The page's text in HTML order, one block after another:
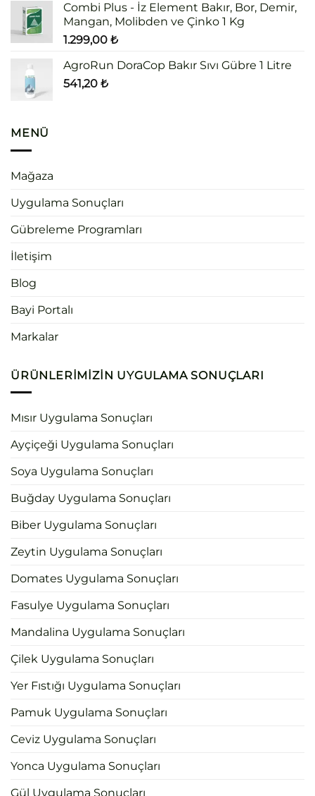
Combi Plus - İz Element Bakır, Bor, Demir,
Mangan, Molibden ve Çinko 1 Kg
1.299,00 ₺
AgroRun DoraCop Bakır Sıvı Gübre 1 Litre
541,20 ₺
MENÜ
Mağaza
Uygulama Sonuçları
Gübreleme Programları
İletişim
Blog
Bayi Portalı
Markalar
ÜRÜNLERIMIZIN UYGULAMA SONUÇLARI
Mısır Uygulama Sonuçları
Ayçiçeği Uygulama Sonuçları
Soya Uygulama Sonuçları
Buğday Uygulama Sonuçları
Biber Uygulama Sonuçları
Zeytin Uygulama Sonuçları
Domates Uygulama Sonuçları
Fasulye Uygulama Sonuçları
Mandalina Uygulama Sonuçları
Çilek Uygulama Sonuçları
Yer Fıstığı Uygulama Sonuçları
Pamuk Uygulama Sonuçları
Ceviz Uygulama Sonuçları
Yonca Uygulama Sonuçları
Gül Uygulama Sonuçları